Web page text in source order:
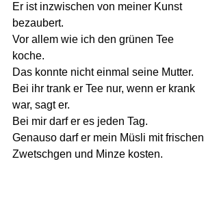
Er ist inzwischen von meiner Kunst
bezaubert.
Vor allem wie ich den grünen Tee
koche.
Das konnte nicht einmal seine Mutter.
Bei ihr trank er Tee nur, wenn er krank
war, sagt er.
Bei mir darf er es jeden Tag.
Genauso darf er mein Müsli mit frischen
Zwetschgen und Minze kosten.